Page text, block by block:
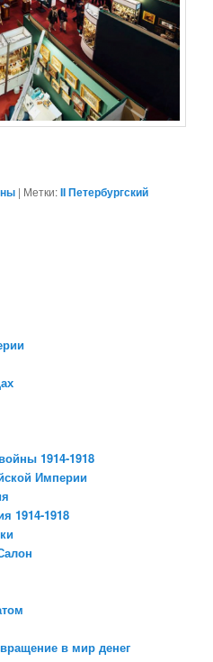
| Метки:II Петербургский
1914-1918
Империи
1914-1918
в мир денег